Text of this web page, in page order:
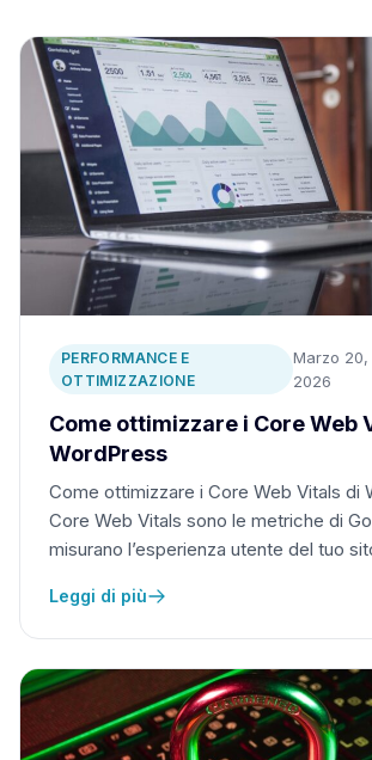
PERFORMANCE E
OTTIMIZZAZIONE
Marzo 20,
2026
Come ottimizzare i Core Web
WordPress
Come ottimizzare i Core Web Vitals di
Core Web Vitals sono le metriche di
misurano l’esperienza utente del tuo
Leggi di più